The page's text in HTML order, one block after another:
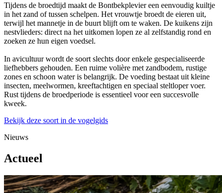
Tijdens de broedtijd maakt de Bontbekplevier een eenvoudig kuiltje
in het zand of tussen schelpen. Het vrouwtje broedt de eieren uit,
terwijl het mannetje in de buurt blijft om te waken. De kuikens zijn
nestvlieders: direct na het uitkomen lopen ze al zelfstandig rond en
zoeken ze hun eigen voedsel.
In avicultuur wordt de soort slechts door enkele gespecialiseerde
liefhebbers gehouden. Een ruime volière met zandbodem, rustige
zones en schoon water is belangrijk. De voeding bestaat uit kleine
insecten, meelwormen, kreeftachtigen en speciaal steltloper voer.
Rust tijdens de broedperiode is essentieel voor een succesvolle
kweek.
Bekijk deze soort in de vogelgids
Nieuws
Actueel